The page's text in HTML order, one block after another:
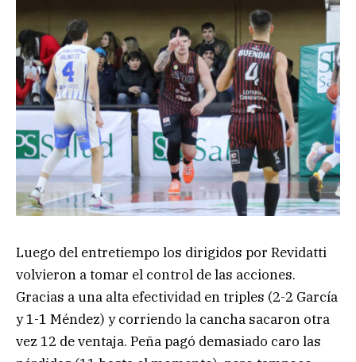
Luego del entretiempo los dirigidos por Revidatti
volvieron a tomar el control de las acciones.
Gracias a una alta efectividad en triples (2-2 García
y 1-1 Méndez) y corriendo la cancha sacaron otra
vez 12 de ventaja. Peña pagó demasiado caro las